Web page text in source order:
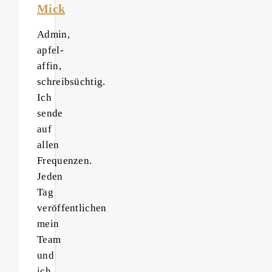
Mick
Admin,
apfel-
affin,
schreibsüchtig.
Ich
sende
auf
allen
Frequenzen.
Jeden
Tag
veröffentlichen
mein
Team
und